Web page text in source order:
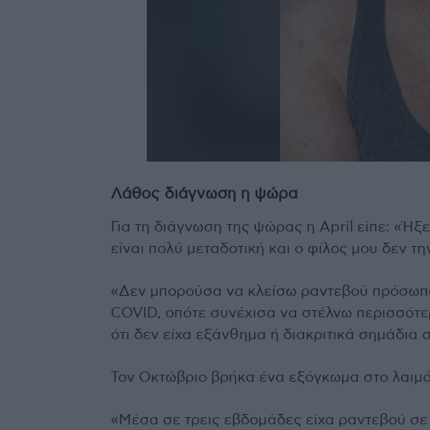
Λάθος διάγνωση η ψώρα
Για τη διάγνωση της ψώρας η April είπε:
είναι πολύ μεταδοτική και ο φίλος μου δεν
«Δεν μπορούσα να κλείσω ραντεβού
COVID, οπότε συνέχισα να στέλνω
ότι δεν είχα εξάνθημα ή διακριτικά
Τον Οκτώβριο βρήκα ένα εξόγκωμα στο
«Μέσα σε τρεις εβδομάδες είχα ραντεβού